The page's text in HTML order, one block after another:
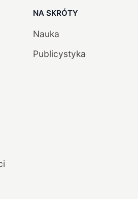
NA SKRÓTY
Nauka
Publicystyka